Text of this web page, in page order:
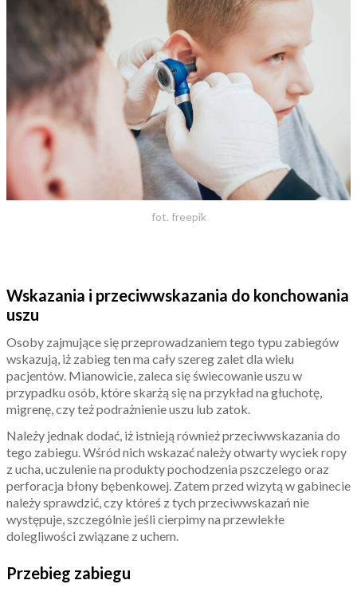
fot. freepik
Wskazania i przeciwwskazania do konchowania
uszu
Osoby zajmujące się przeprowadzaniem tego typu zabiegów
wskazują, iż zabieg ten ma cały szereg zalet dla wielu
pacjentów. Mianowicie, zaleca się świecowanie uszu w
przypadku osób, które skarżą się na przykład na głuchotę,
migrenę, czy też podrażnienie uszu lub zatok.
Należy jednak dodać, iż istnieją również przeciwwskazania do
tego zabiegu. Wśród nich wskazać należy otwarty wyciek ropy
z ucha, uczulenie na produkty pochodzenia pszczelego oraz
perforacja błony bębenkowej. Zatem przed wizytą w gabinecie
należy sprawdzić, czy któreś z tych przeciwwskazań nie
występuje, szczególnie jeśli cierpimy na przewlekłe
dolegliwości związane z uchem.
Przebieg zabiegu